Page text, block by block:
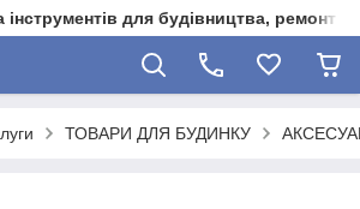
інструментів для будівництва, ремонту,
ТОВАРИ ДЛЯ БУДИНКУ